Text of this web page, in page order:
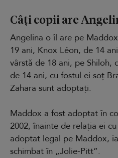
Câți copii are
Angelina o îl are pe
19 ani, Knox Léon, de 14
vârstă de 18 ani, pe Shiloh,
de 14 ani, cu fostul ei soț
Zahara sunt adoptați.
Maddox a fost adoptat în
2002, înainte de relația ei
adoptat legal pe Maddox,
schimbat în „Jolie-Pitt”.